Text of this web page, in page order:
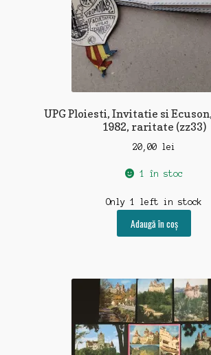
UPG Ploiesti, Invitatie si
1982, raritate (zz33)
20,00 lei
1 în stoc
Only 1 left in stock
Adaugă în coș